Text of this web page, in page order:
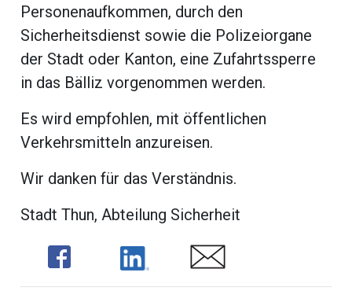
Personenaufkommen, durch den
Sicherheitsdienst sowie die Polizeiorgane
der Stadt oder Kanton, eine Zufahrtssperre
in das Bälliz vorgenommen werden.
Es wird empfohlen, mit öffentlichen
Verkehrsmitteln anzureisen.
Wir danken für das Verständnis.
Stadt Thun, Abteilung Sicherheit
Share Share Share